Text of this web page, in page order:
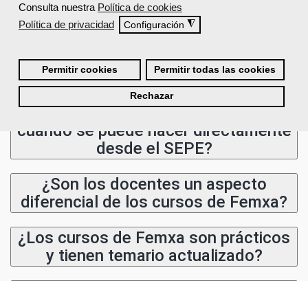
Consulta nuestra Política de cookies
Política de privacidad
Configuración ◮
Permitir cookies Permitir todas las cookies
Rechazar
Resolvemos las dudas más habituales sobre nuestra formación,
metodología, equipo docente y ventajas para el alumnado.
¿Qué nos hace diferentes de la
competencia?
¿Por qué solicitar plaza en Femxa
cuando se puede hacer directamente
desde el SEPE?
¿Son los docentes un aspecto
diferencial de los cursos de Femxa?
¿Los cursos de Femxa son prácticos
y tienen temario actualizado?